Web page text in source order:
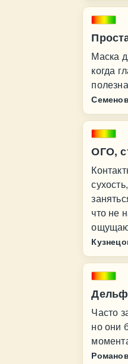
Маска
когда
ОГО,
что не
Часто
но они